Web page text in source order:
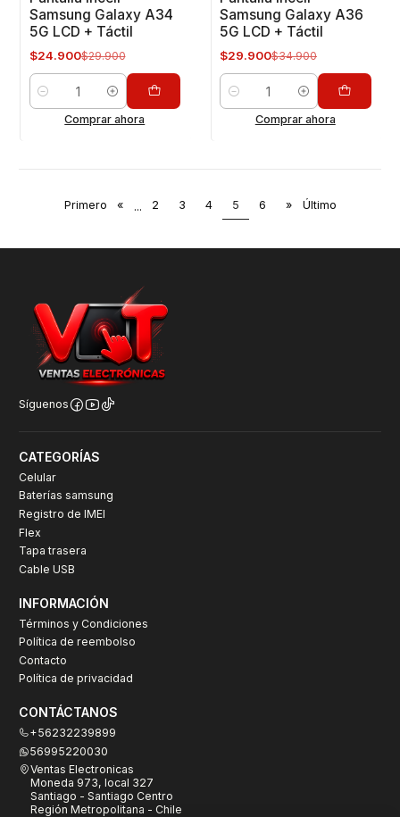
Samsung Galaxy A34
5G LCD + Táctil
$24.900$29.900
Cantidad
Comprar ahora
Samsung Galaxy A36
5G LCD + Táctil
$29.900$34.900
Cantidad
Comprar ahora
Primero « ... 2 3 4 5 6 » Último
Síguenos
CATEGORÍAS
Celular
Baterías samsung
Registro de IMEI
Flex
Tapa trasera
Cable USB
INFORMACIÓN
Términos y Condiciones
Política de reembolso
Contacto
Política de privacidad
CONTÁCTANOS
+56232239899
56995220030
Ventas Electronicas
Moneda 973, local 327
Santiago - Santiago Centro
Región Metropolitana - Chile